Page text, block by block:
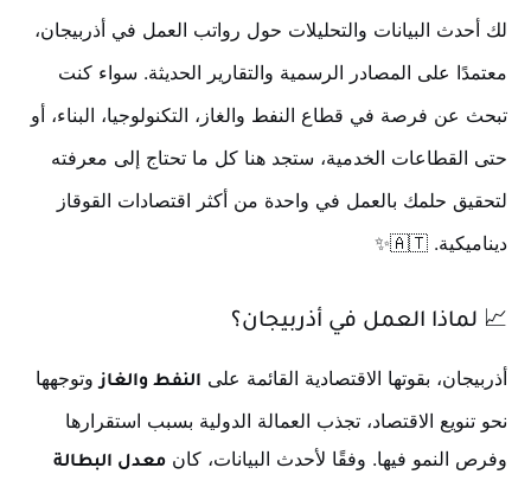
لك أحدث البيانات والتحليلات حول رواتب العمل في أذربيجان،
معتمدًا على المصادر الرسمية والتقارير الحديثة. سواء كنت
تبحث عن فرصة في قطاع النفط والغاز، التكنولوجيا، البناء، أو
حتى القطاعات الخدمية، ستجد هنا كل ما تحتاج إلى معرفته
لتحقيق حلمك بالعمل في واحدة من أكثر اقتصادات القوقاز
ديناميكية. 🇦🇹✨
📈 لماذا العمل في أذربيجان؟
أذربيجان، بقوتها الاقتصادية القائمة على النفط والغاز وتوجهها
نحو تنويع الاقتصاد، تجذب العمالة الدولية بسبب استقرارها
وفرص النمو فيها. وفقًا لأحدث البيانات، كان معدل البطالة